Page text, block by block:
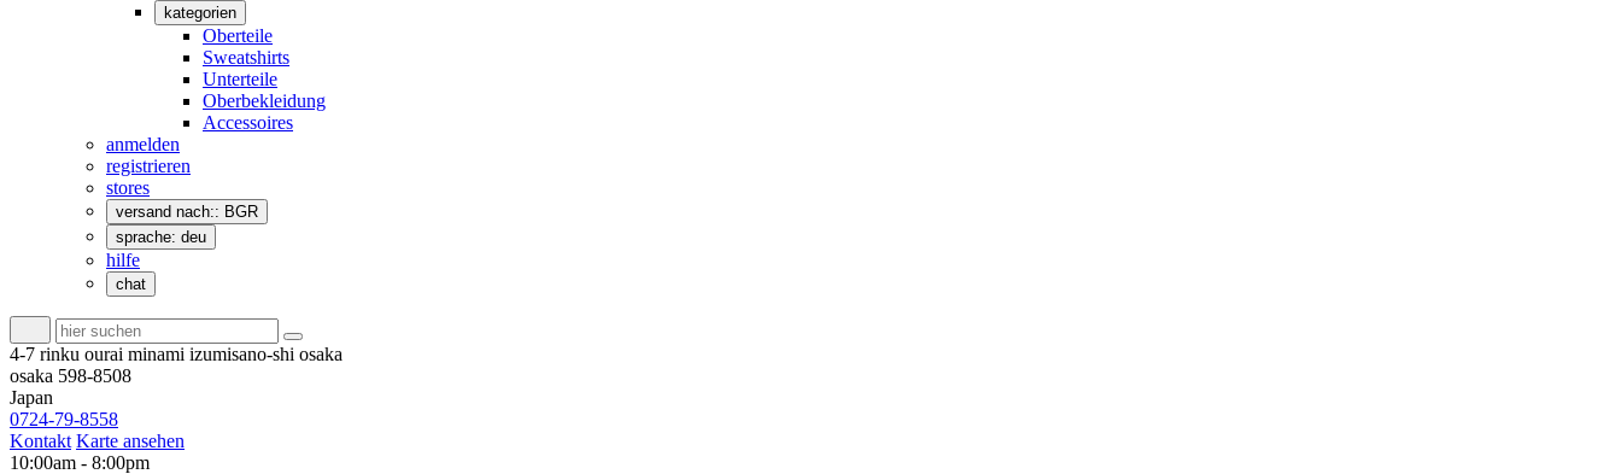
kategorien
Oberteile
Sweatshirts
Unterteile
Oberbekleidung
Accessoires
anmelden
registrieren
stores
versand nach:: BGR
sprache: deu
hilfe
chat
4-7 rinku ourai minami izumisano-shi osaka
osaka 598-8508
Japan
0724-79-8558
Kontakt Karte ansehen
10:00am - 8:00pm